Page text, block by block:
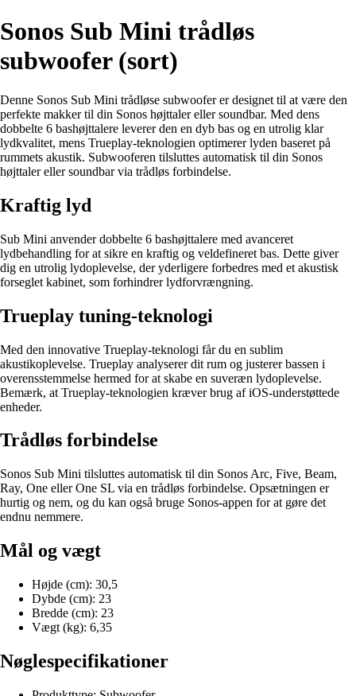
Sonos Sub Mini trådløs
subwoofer (sort)
Denne Sonos Sub Mini trådløse subwoofer er designet til at være den
perfekte makker til din Sonos højttaler eller soundbar. Med dens
dobbelte 6 bashøjttalere leverer den en dyb bas og en utrolig klar
lydkvalitet, mens Trueplay-teknologien optimerer lyden baseret på
rummets akustik. Subwooferen tilsluttes automatisk til din Sonos
højttaler eller soundbar via trådløs forbindelse.
Kraftig lyd
Sub Mini anvender dobbelte 6 bashøjttalere med avanceret
lydbehandling for at sikre en kraftig og veldefineret bas. Dette giver
dig en utrolig lydoplevelse, der yderligere forbedres med et akustisk
forseglet kabinet, som forhindrer lydforvrængning.
Trueplay tuning-teknologi
Med den innovative Trueplay-teknologi får du en sublim
akustikoplevelse. Trueplay analyserer dit rum og justerer bassen i
overensstemmelse hermed for at skabe en suveræn lydoplevelse.
Bemærk, at Trueplay-teknologien kræver brug af iOS-understøttede
enheder.
Trådløs forbindelse
Sonos Sub Mini tilsluttes automatisk til din Sonos Arc, Five, Beam,
Ray, One eller One SL via en trådløs forbindelse. Opsætningen er
hurtig og nem, og du kan også bruge Sonos-appen for at gøre det
endnu nemmere.
Mål og vægt
Højde (cm): 30,5
Dybde (cm): 23
Bredde (cm): 23
Vægt (kg): 6,35
Nøglespecifikationer